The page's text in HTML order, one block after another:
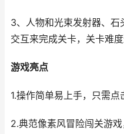
3、人物和光束发射器、
交互来完成关卡，关卡难度
游戏亮点
1.操作简单易上手，只需点
2.典范像素风冒险闯关游